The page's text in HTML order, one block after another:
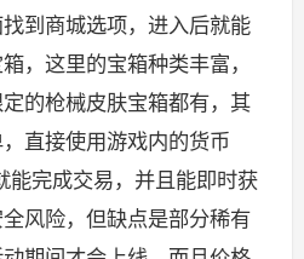
到商城选项，进入后就能
，这里的宝箱种类丰富，
的枪械皮肤宝箱都有，其
直接使用游戏内的货币
能完成交易，并且能即时获
风险，但缺点是部分稀有